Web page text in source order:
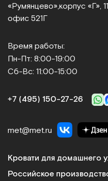
«Румянцево», корпус «Г»,
офис 521Г
Время работы:
Пн-Пт: 8:00-19:00
Сб-Вс: 11:00-15:00
+7 (495) 150‑27‑26
met@met.ru
Кровати для домашнего
Российское